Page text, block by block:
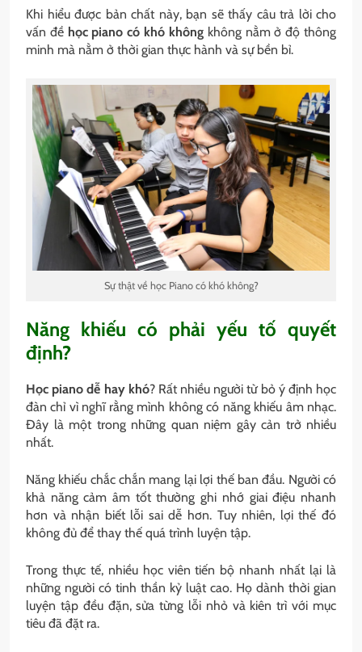
Khi hiểu được bản chất này, bạn sẽ thấy câu trả lời cho
vấn đề học piano có khó khôngkhông nằm ở độ thông
minh mà nằm ở thời gian thực hành và sự bền bỉ.
Sự thật về học Piano có khó không?
Năng khiếu có phải yếu tố quyết
định?
Học piano dễ hay khó? Rất nhiều người từ bỏ ý định học
đàn chỉ vì nghĩ rằng mình không có năng khiếu âm nhạc.
Đây là một trong những quan niệm gây cản trở nhiều
nhất.
Năng khiếu chắc chắn mang lại lợi thế ban đầu. Người có
khả năng cảm âm tốt thường ghi nhớ giai điệu nhanh
hơn và nhận biết lỗi sai dễ hơn. Tuy nhiên, lợi thế đó
không đủ để thay thế quá trình luyện tập.
Trong thực tế, nhiều học viên tiến bộ nhanh nhất lại là
những người có tinh thần kỷ luật cao. Họ dành thời gian
luyện tập đều đặn, sửa từng lỗi nhỏ và kiên trì với mục
tiêu đã đặt ra.